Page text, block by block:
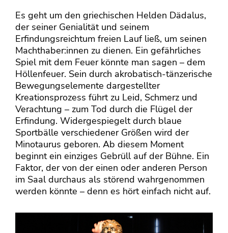
Es geht um den griechischen Helden Dädalus,
der seiner Genialität und seinem
Erfindungsreichtum freien Lauf ließ, um seinen
Machthaber:innen zu dienen. Ein gefährliches
Spiel mit dem Feuer könnte man sagen – dem
Höllenfeuer. Sein durch akrobatisch-tänzerische
Bewegungselemente dargestellter
Kreationsprozess führt zu Leid, Schmerz und
Verachtung – zum Tod durch die Flügel der
Erfindung. Widergespiegelt durch blaue
Sportbälle verschiedener Größen wird der
Minotaurus geboren. Ab diesem Moment
beginnt ein einziges Gebrüll auf der Bühne. Ein
Faktor, der von der einen oder anderen Person
im Saal durchaus als störend wahrgenommen
werden könnte – denn es hört einfach nicht auf.